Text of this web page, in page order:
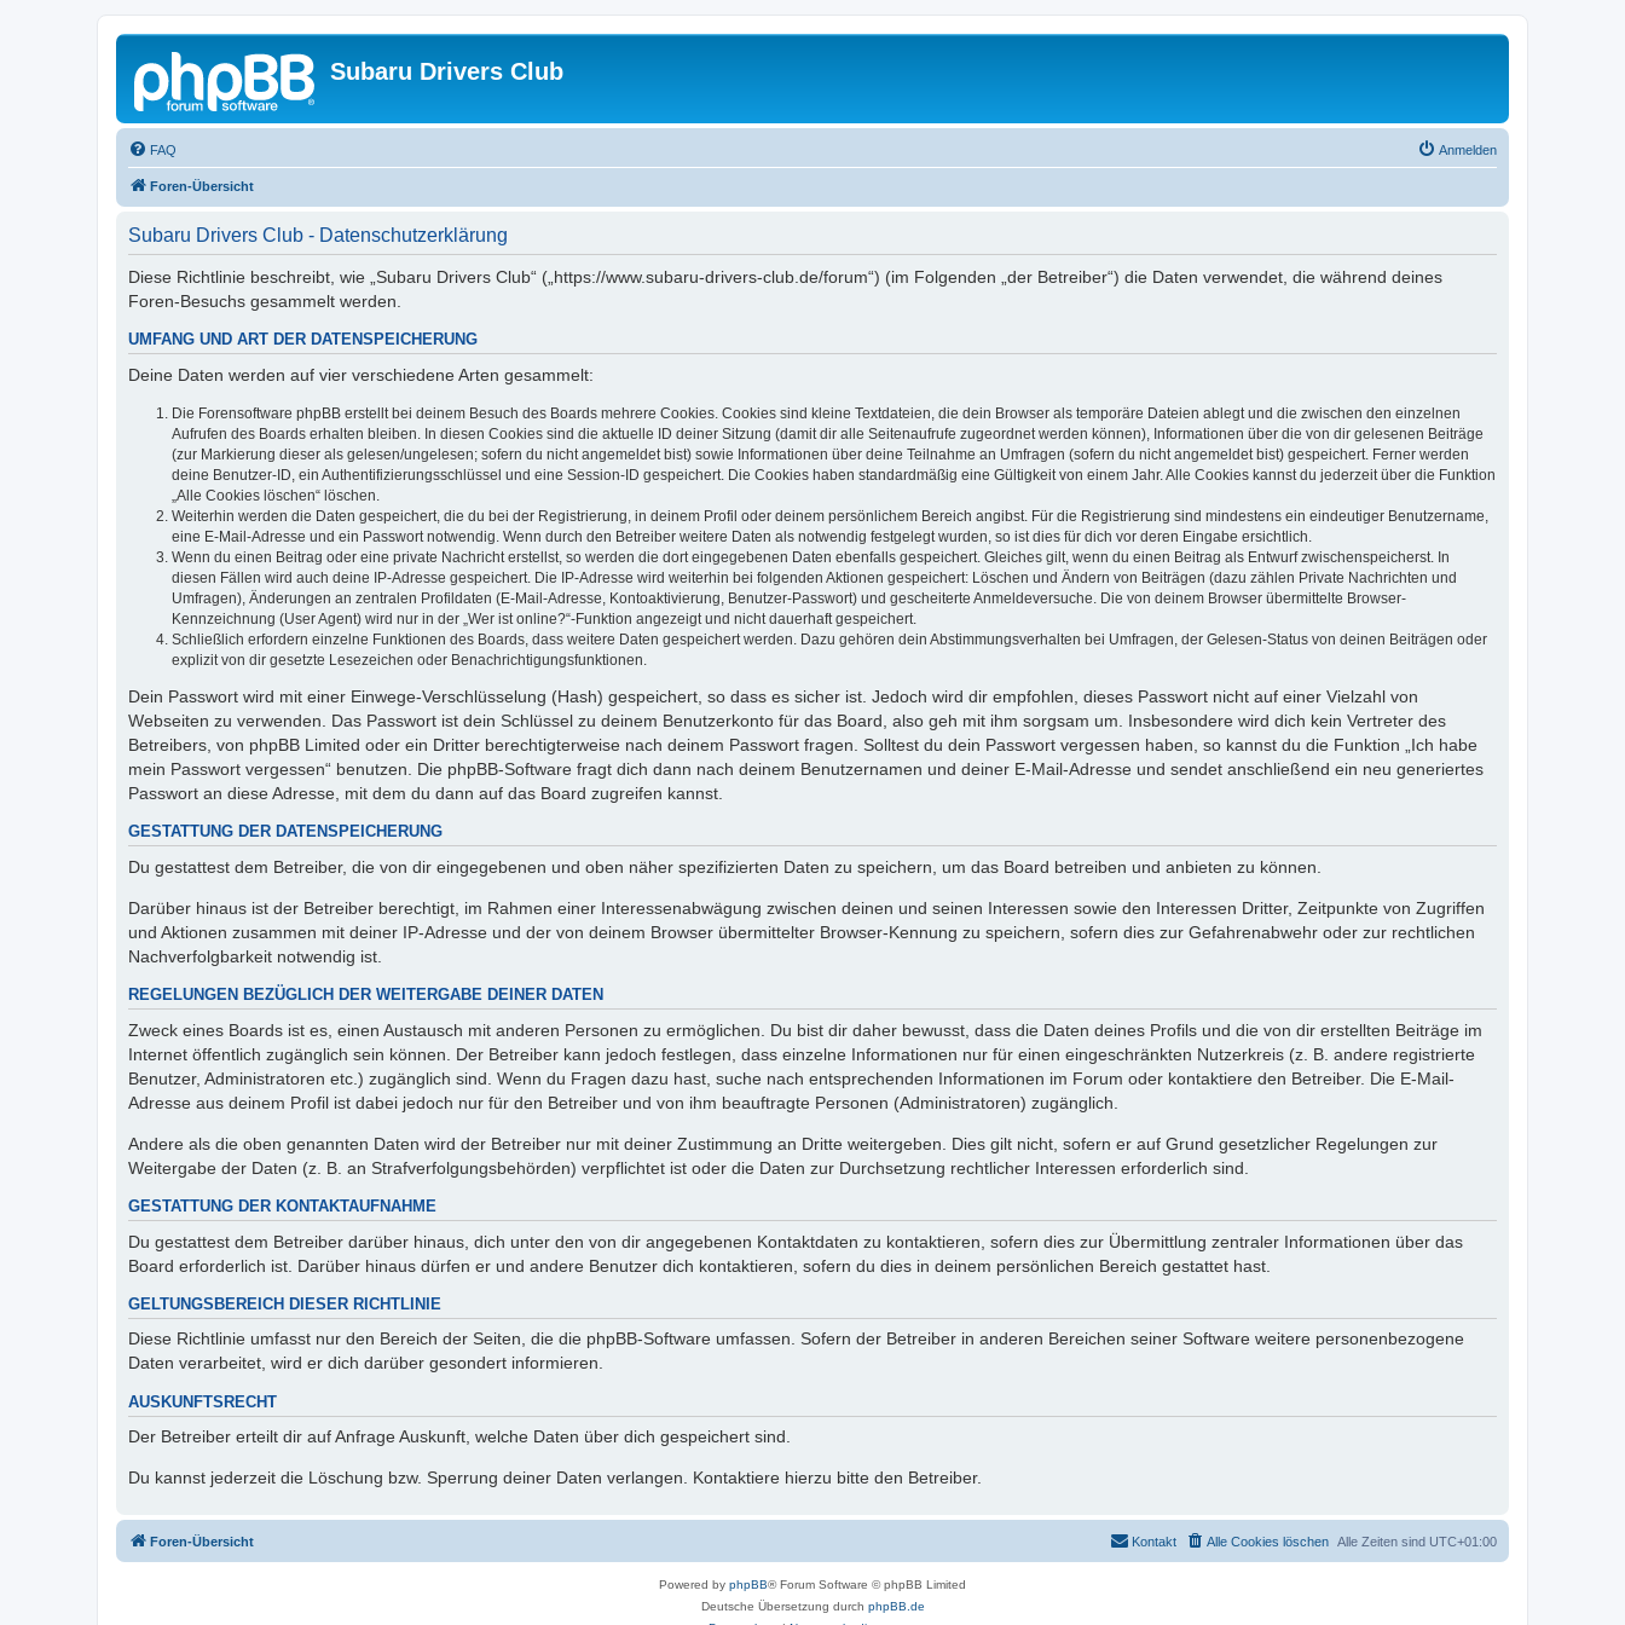
Subaru Drivers Club
FAQ Anmelden
Foren-Übersicht
Subaru Drivers Club - Datenschutzerklärung
Diese Richtlinie beschreibt, wie „Subaru Drivers Club“ („https://www.subaru-drivers-club.de/forum“) (im Folgenden „der Betreiber“) die Daten verwendet, die während deines
Foren-Besuchs gesammelt werden.
UMFANG UND ART DER DATENSPEICHERUNG
Deine Daten werden auf vier verschiedene Arten gesammelt:
Die Forensoftware phpBB erstellt bei deinem Besuch des Boards mehrere Cookies. Cookies sind kleine Textdateien, die dein Browser als temporäre Dateien ablegt und die zwischen den einzelnen
Aufrufen des Boards erhalten bleiben. In diesen Cookies sind die aktuelle ID deiner Sitzung (damit dir alle Seitenaufrufe zugeordnet werden können), Informationen über die von dir gelesenen Beiträge
(zur Markierung dieser als gelesen/ungelesen; sofern du nicht angemeldet bist) sowie Informationen über deine Teilnahme an Umfragen (sofern du nicht angemeldet bist) gespeichert. Ferner werden
deine Benutzer-ID, ein Authentifizierungsschlüssel und eine Session-ID gespeichert. Die Cookies haben standardmäßig eine Gültigkeit von einem Jahr. Alle Cookies kannst du jederzeit über die Funktion
„Alle Cookies löschen“ löschen.
Weiterhin werden die Daten gespeichert, die du bei der Registrierung, in deinem Profil oder deinem persönlichem Bereich angibst. Für die Registrierung sind mindestens ein eindeutiger Benutzername,
eine E-Mail-Adresse und ein Passwort notwendig. Wenn durch den Betreiber weitere Daten als notwendig festgelegt wurden, so ist dies für dich vor deren Eingabe ersichtlich.
Wenn du einen Beitrag oder eine private Nachricht erstellst, so werden die dort eingegebenen Daten ebenfalls gespeichert. Gleiches gilt, wenn du einen Beitrag als Entwurf zwischenspeicherst. In
diesen Fällen wird auch deine IP-Adresse gespeichert. Die IP-Adresse wird weiterhin bei folgenden Aktionen gespeichert: Löschen und Ändern von Beiträgen (dazu zählen Private Nachrichten und
Umfragen), Änderungen an zentralen Profildaten (E-Mail-Adresse, Kontoaktivierung, Benutzer-Passwort) und gescheiterte Anmeldeversuche. Die von deinem Browser übermittelte Browser-
Kennzeichnung (User Agent) wird nur in der „Wer ist online?“-Funktion angezeigt und nicht dauerhaft gespeichert.
Schließlich erfordern einzelne Funktionen des Boards, dass weitere Daten gespeichert werden. Dazu gehören dein Abstimmungsverhalten bei Umfragen, der Gelesen-Status von deinen Beiträgen oder
explizit von dir gesetzte Lesezeichen oder Benachrichtigungsfunktionen.
Dein Passwort wird mit einer Einwege-Verschlüsselung (Hash) gespeichert, so dass es sicher ist. Jedoch wird dir empfohlen, dieses Passwort nicht auf einer Vielzahl von
Webseiten zu verwenden. Das Passwort ist dein Schlüssel zu deinem Benutzerkonto für das Board, also geh mit ihm sorgsam um. Insbesondere wird dich kein Vertreter des
Betreibers, von phpBB Limited oder ein Dritter berechtigterweise nach deinem Passwort fragen. Solltest du dein Passwort vergessen haben, so kannst du die Funktion „Ich habe
mein Passwort vergessen“ benutzen. Die phpBB-Software fragt dich dann nach deinem Benutzernamen und deiner E-Mail-Adresse und sendet anschließend ein neu generiertes
Passwort an diese Adresse, mit dem du dann auf das Board zugreifen kannst.
GESTATTUNG DER DATENSPEICHERUNG
Du gestattest dem Betreiber, die von dir eingegebenen und oben näher spezifizierten Daten zu speichern, um das Board betreiben und anbieten zu können.
Darüber hinaus ist der Betreiber berechtigt, im Rahmen einer Interessenabwägung zwischen deinen und seinen Interessen sowie den Interessen Dritter, Zeitpunkte von Zugriffen
und Aktionen zusammen mit deiner IP-Adresse und der von deinem Browser übermittelter Browser-Kennung zu speichern, sofern dies zur Gefahrenabwehr oder zur rechtlichen
Nachverfolgbarkeit notwendig ist.
REGELUNGEN BEZÜGLICH DER WEITERGABE DEINER DATEN
Zweck eines Boards ist es, einen Austausch mit anderen Personen zu ermöglichen. Du bist dir daher bewusst, dass die Daten deines Profils und die von dir erstellten Beiträge im
Internet öffentlich zugänglich sein können. Der Betreiber kann jedoch festlegen, dass einzelne Informationen nur für einen eingeschränkten Nutzerkreis (z. B. andere registrierte
Benutzer, Administratoren etc.) zugänglich sind. Wenn du Fragen dazu hast, suche nach entsprechenden Informationen im Forum oder kontaktiere den Betreiber. Die E-Mail-
Adresse aus deinem Profil ist dabei jedoch nur für den Betreiber und von ihm beauftragte Personen (Administratoren) zugänglich.
Andere als die oben genannten Daten wird der Betreiber nur mit deiner Zustimmung an Dritte weitergeben. Dies gilt nicht, sofern er auf Grund gesetzlicher Regelungen zur
Weitergabe der Daten (z. B. an Strafverfolgungsbehörden) verpflichtet ist oder die Daten zur Durchsetzung rechtlicher Interessen erforderlich sind.
GESTATTUNG DER KONTAKTAUFNAHME
Du gestattest dem Betreiber darüber hinaus, dich unter den von dir angegebenen Kontaktdaten zu kontaktieren, sofern dies zur Übermittlung zentraler Informationen über das
Board erforderlich ist. Darüber hinaus dürfen er und andere Benutzer dich kontaktieren, sofern du dies in deinem persönlichen Bereich gestattet hast.
GELTUNGSBEREICH DIESER RICHTLINIE
Diese Richtlinie umfasst nur den Bereich der Seiten, die die phpBB-Software umfassen. Sofern der Betreiber in anderen Bereichen seiner Software weitere personenbezogene
Daten verarbeitet, wird er dich darüber gesondert informieren.
AUSKUNFTSRECHT
Der Betreiber erteilt dir auf Anfrage Auskunft, welche Daten über dich gespeichert sind.
Du kannst jederzeit die Löschung bzw. Sperrung deiner Daten verlangen. Kontaktiere hierzu bitte den Betreiber.
Foren-Übersicht Alle Zeiten sind UTC+01:00
Alle Cookies löschen
Kontakt
Powered by phpBB® Forum Software © phpBB Limited
Deutsche Übersetzung durch phpBB.de